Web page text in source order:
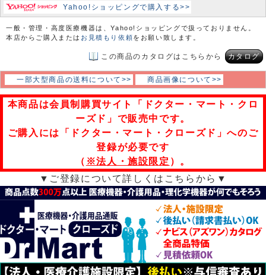
Yahoo!ショッピングで購入する>>
一般・管理・高度医療機器は、Yahoo!ショッピングで扱っておりません。
本店からご購入または お見積もり依頼をお願い致します。
この商品のカタログはこちらから カタログ
一部大型商品の送料について>> 商品画像について>>
本商品は会員制購買サイト「ドクター・マート・クロ
ーズド」で販売中です。
ご購入には「ドクター・マート・クローズド」へのご
登録が必要です
（ ※法人・施設限定 ）。
▼ご登録について詳しくはこちらから▼